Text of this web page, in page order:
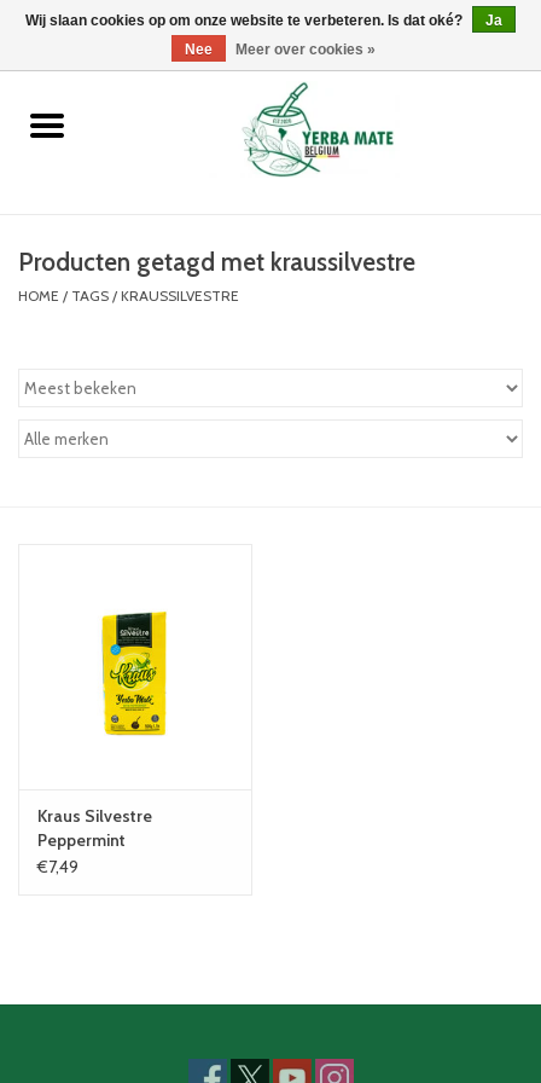
0 Artikelen - €0,00
Home
Producten
Merken
Producten getagd met kraussilvestre
HOME / TAGS / KRAUSSILVESTRE
Kraus Silvestre
Peppermint
€7,49
Wij slaan cookies op om onze website te verbeteren. Is dat oké?
Ja
Nee
Meer over cookies »